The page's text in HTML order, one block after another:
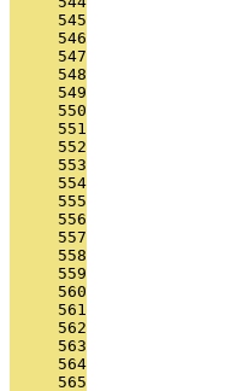
     545
     546
     547
     548
     549
     550
     551
     552
     553
     554
     555
     556
     557
     558
     559
     560
     561
     562
     563
     564
     565